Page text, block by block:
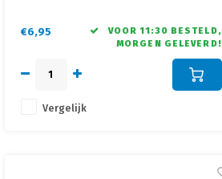
Kruisingen
• Eenvoudig en netjes te verlengen
€6,95
VOOR 11:30 BESTELD,
MORGEN GELEVERD!
Vergelijk